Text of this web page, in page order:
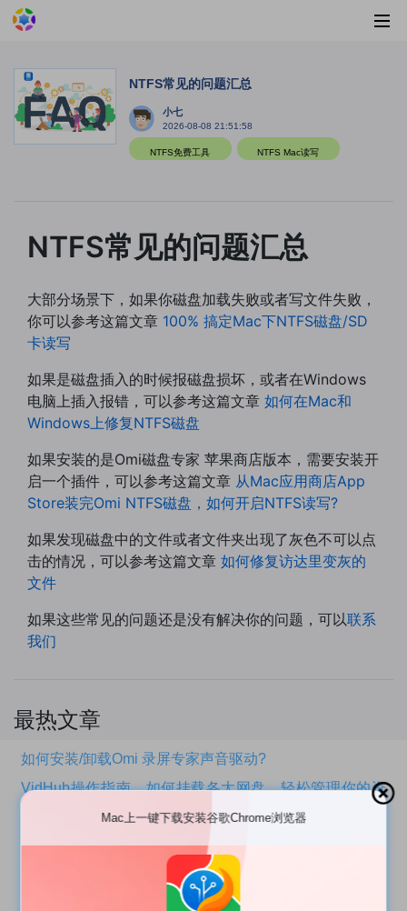
Mac上一键下载安装谷歌Chrome浏览器
NTFS常见的问题汇总
小七
2026-08-08 21:51:58
NTFS免费工具 NTFS Mac读写
NTFS常见的问题汇总
大部分场景下，如果你磁盘加载失败或者写文件失败，
你可以参考这篇文章 100% 搞定Mac下NTFS磁盘/SD
卡读写
如果是磁盘插入的时候报磁盘损坏，或者在Windows
电脑上插入报错，可以参考这篇文章 如何在Mac和
Windows上修复NTFS磁盘
如果安装的是Omi磁盘专家 苹果商店版本，需要安装开
启一个插件，可以参考这篇文章 从Mac应用商店App
Store装完Omi NTFS磁盘，如何开启NTFS读写?
如果发现磁盘中的文件或者文件夹出现了灰色不可以点
击的情况，可以参考这篇文章 如何修复访达里变灰的
文件
如果这些常见的问题还是没有解决你的问题，可以联系
我们
最热文章
如何安装/卸载Omi 录屏专家声音驱动?
VidHub操作指南，如何挂载各大网盘，轻松管理你的资
使用Omi录屏专家在Mac上录屏时常见声音问题解答